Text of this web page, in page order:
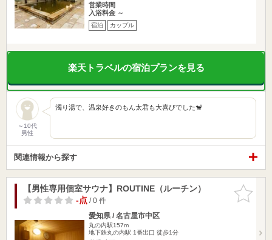
営業時間
入浴料金 ～
宿泊 カップル
楽天トラベルの宿泊プランを見る
～10代
男性
濁り湯で、温泉好きのもん太君も大喜びでした🐒
関連情報から探す
お気に入
りに追加
【男性専用個室サウナ】ROUTINE（ルーチン）
-点/ 0 件
愛知県 / 名古屋市中区
丸の内駅157m
地下鉄丸の内駅 1番出口 徒歩1分